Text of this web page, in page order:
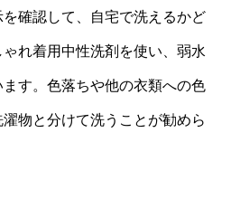
確認して、自宅で洗えるかど
れ着用中性洗剤を使い、弱水
す。色落ちや他の衣類への色
物と分けて洗うことが勧めら